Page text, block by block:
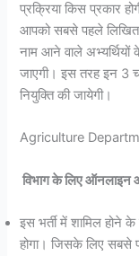
प्रक्रिया किस प्रकार
आपको सबसे पहले लिखित
नाम आने वाले अभ्यर्थियों
जाएगी। इस तरह इन 3
नियुक्ति की जायेगी।
Agriculture
विभाग के लिए
इस भर्ती में शामिल
होगा। जिसके लिए सबसे